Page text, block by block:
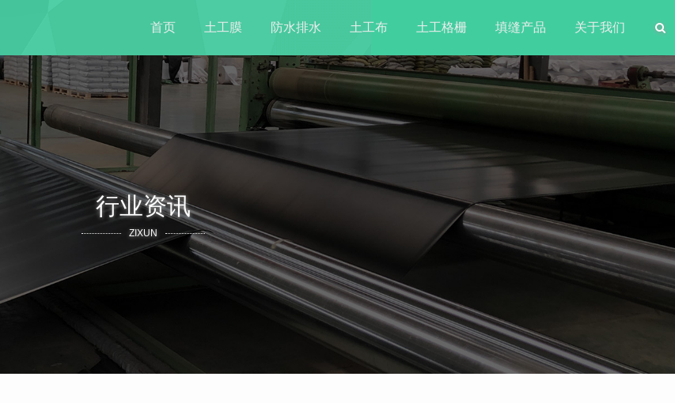
首页 土工膜 防水排水 土工布 土工格栅 填缝产品 关于我们
行业资讯
ZIXUN